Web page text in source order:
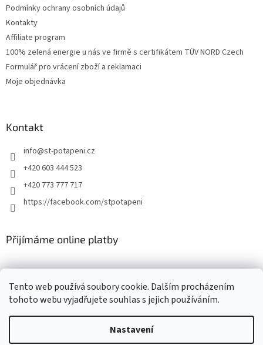
Tento web používá soubory cookie. Dalším procházením
tohoto webu vyjadřujete souhlas s jejich používáním.
Nastavení
Podmínky ochrany osobních údajů
Kontakty
Affiliate program
100% zelená energie u nás ve firmě s certifikátem TÜV NORD Czech
Formulář pro vrácení zboží a reklamaci
Moje objednávka
Kontakt
info@st-potapeni.cz
+420 603 444 523
+420 773 777 717
https://facebook.com/stpotapeni
Přijímáme online platby